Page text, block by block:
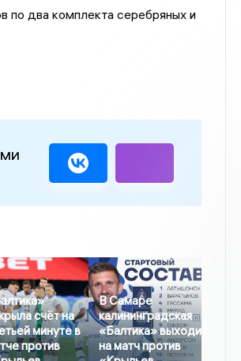
по два комплекта серебряных и
счёт на
минуте в
против
В Самаре
калининградская
«Балтика» выходит
на матч против